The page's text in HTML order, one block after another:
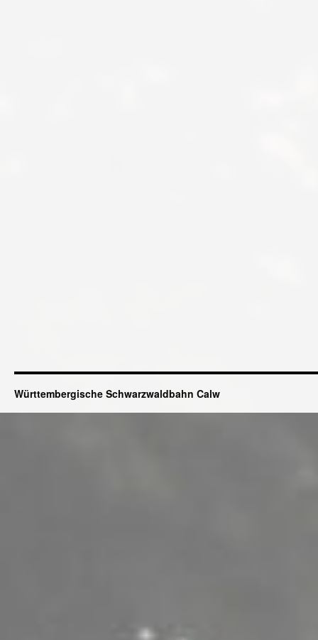
Württembergische Schwarzwaldbahn Calw